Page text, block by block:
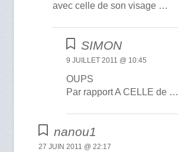
avec celle de son visage …
SIMON
9 JUILLET 2011 @ 10:45
OUPS
Par rapport A CELLE de …
nanou1
27 JUIN 2011 @ 22:17